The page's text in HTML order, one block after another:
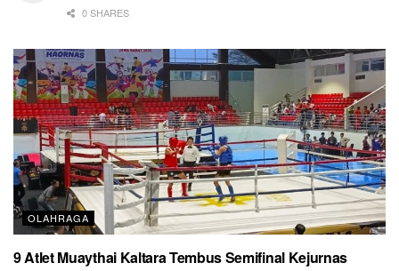
0 SHARES
OLAHRAGA
9 Atlet Muaythai Kaltara Tembus Semifinal Kejurnas